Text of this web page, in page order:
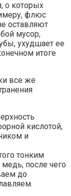
о которых
флюс
оставляют
мусор,
ухудшает ее
итоге
все же
кислотой,
и
тонким
после чего
до